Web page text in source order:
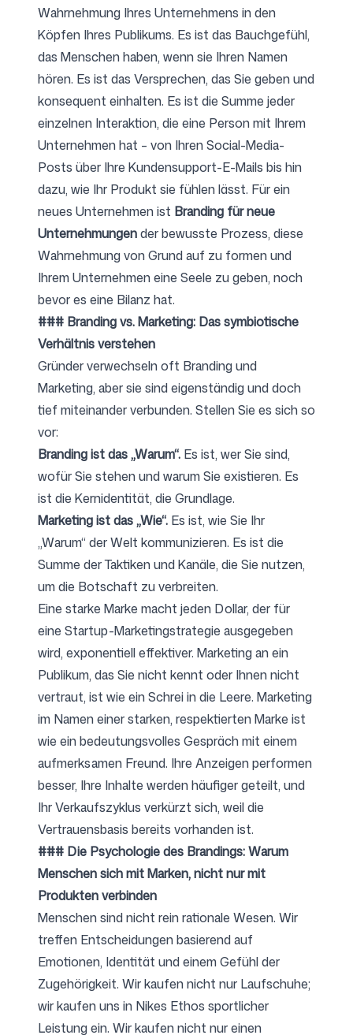
Wahrnehmung Ihres Unternehmens in den
Köpfen Ihres Publikums. Es ist das Bauchgefühl,
das Menschen haben, wenn sie Ihren Namen
hören. Es ist das Versprechen, das Sie geben und
konsequent einhalten. Es ist die Summe jeder
einzelnen Interaktion, die eine Person mit Ihrem
Unternehmen hat – von Ihren Social-Media-
Posts über Ihre Kundensupport-E-Mails bis hin
dazu, wie Ihr Produkt sie fühlen lässt. Für ein
neues Unternehmen ist Branding für neue
Unternehmungender bewusste Prozess, diese
Wahrnehmung von Grund auf zu formen und
Ihrem Unternehmen eine Seele zu geben, noch
bevor es eine Bilanz hat.
### Branding vs. Marketing: Das symbiotische
Verhältnis verstehen
Gründer verwechseln oft Branding und
Marketing, aber sie sind eigenständig und doch
tief miteinander verbunden. Stellen Sie es sich so
vor:
Branding ist das „Warum“. Es ist, wer Sie sind,
wofür Sie stehen und warum Sie existieren. Es
ist die Kernidentität, die Grundlage.
Marketing ist das „Wie“. Es ist, wie Sie Ihr
„Warum“ der Welt kommunizieren. Es ist die
Summe der Taktiken und Kanäle, die Sie nutzen,
um die Botschaft zu verbreiten.
Eine starke Marke macht jeden Dollar, der für
eine Startup-Marketingstrategie ausgegeben
wird, exponentiell effektiver. Marketing an ein
Publikum, das Sie nicht kennt oder Ihnen nicht
vertraut, ist wie ein Schrei in die Leere. Marketing
im Namen einer starken, respektierten Marke ist
wie ein bedeutungsvolles Gespräch mit einem
aufmerksamen Freund. Ihre Anzeigen performen
besser, Ihre Inhalte werden häufiger geteilt, und
Ihr Verkaufszyklus verkürzt sich, weil die
Vertrauensbasis bereits vorhanden ist.
### Die Psychologie des Brandings: Warum
Menschen sich mit Marken, nicht nur mit
Produkten verbinden
Menschen sind nicht rein rationale Wesen. Wir
treffen Entscheidungen basierend auf
Emotionen, Identität und einem Gefühl der
Zugehörigkeit. Wir kaufen nicht nur Laufschuhe;
wir kaufen uns in Nikes Ethos sportlicher
Leistung ein. Wir kaufen nicht nur einen